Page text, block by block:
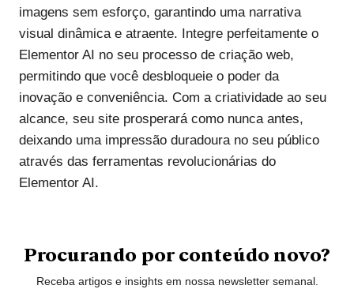
imagens sem esforço, garantindo uma narrativa
visual dinâmica e atraente. Integre perfeitamente o
Elementor AI no seu processo de criação web,
permitindo que você desbloqueie o poder da
inovação e conveniência. Com a criatividade ao seu
alcance, seu site prosperará como nunca antes,
deixando uma impressão duradoura no seu público
através das ferramentas revolucionárias do
Elementor AI.
Procurando por conteúdo novo?
Receba artigos e insights em nossa newsletter semanal.